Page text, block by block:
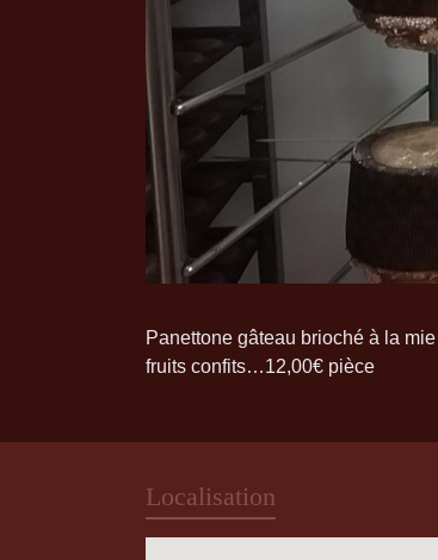
Panettone gâteau brioché à la
fruits confits…12,00€ pièce
Localisation